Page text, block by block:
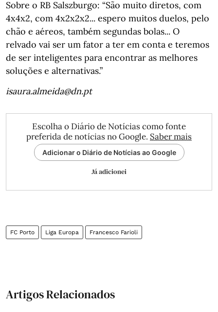
Sobre o RB Salszburgo: “São muito diretos, com
4x4x2, com 4x2x2x2... espero muitos duelos, pelo
chão e aéreos, também segundas bolas... O
relvado vai ser um fator a ter em conta e teremos
de ser inteligentes para encontrar as melhores
soluções e alternativas.”
isaura.almeida@dn.pt
Escolha o Diário de Notícias como fonte
preferida de notícias no Google. Saber mais
Adicionar o Diário de Notícias ao Google
Já adicionei
FC Porto Liga Europa Francesco Farioli
Artigos Relacionados